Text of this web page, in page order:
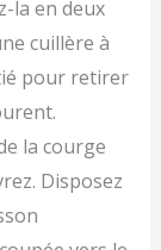
la en deux
cuillère à
pour retirer
la courge
Disposez